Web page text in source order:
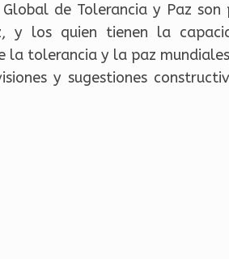
de Tolerancia y Paz son
y los quien tienen la
tolerancia y la paz
y sugestiones